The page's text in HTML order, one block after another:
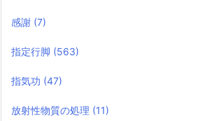
感謝 (7)
指定行脚 (563)
指気功 (47)
放射性物質の処理 (11)